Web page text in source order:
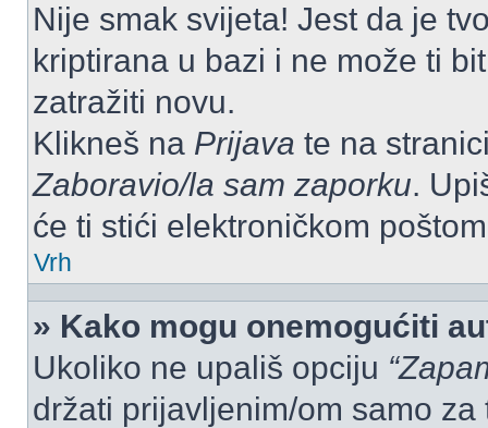
Nije smak svijeta! Jest da je
kriptirana u bazi i ne može ti
zatražiti novu.
Klikneš na Prijava te na
Zaboravio/la sam zaporku.
će ti stići elektroničkom
Vrh
» Kako mogu onemogućiti
Ukoliko ne upališ opciju
držati prijavljenim/om samo